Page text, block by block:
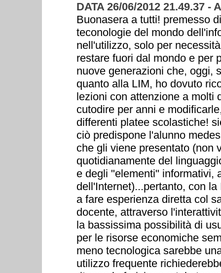
DATA 26/06/2012 21.49.37 -
Buonasera a tutti! premesso
teconologie del mondo
nell'utilizzo, solo per
restare fuori dal mondo e per
nuove generazioni che, oggi,
quanto alla LIM, ho dovuto
lezioni con attenzione a molti
cutodire per anni e
differenti platee scolastiche!
ciò predispone l'alunno
che gli viene presentato (non
quotidianamente del
e degli "elementi" informativi,
dell'Internet)...pertanto, con
a fare esperienza diretta col
docente, attraverso
la bassissima possibilità di
per le risorse economiche
meno tecnologica sarebbe
utilizzo frequente